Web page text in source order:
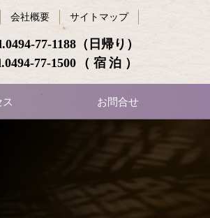
0494-77-1188 （日帰り）
0494-77-1500 （宿泊）
会社概要 サイトマップ
お問合せ